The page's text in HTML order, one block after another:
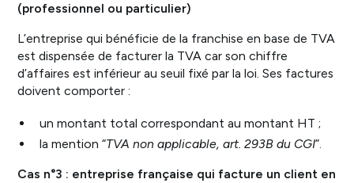
(professionnel ou particulier)
L’entreprise qui bénéficie de la franchise en base de TVA
est dispensée de facturer la TVA car son chiffre
d’affaires est inférieur au seuil fixé par la loi. Ses factures
doivent comporter :
un montant total correspondant au montant HT ;
la mention “TVA non applicable, art. 293B du CGI”.
Cas n°3 : entreprise française qui facture un client en